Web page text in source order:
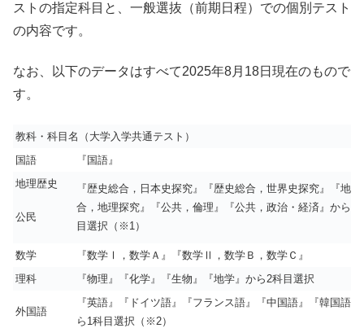
ストの指定科目と、一般選抜（前期日程）での個別テスト
の内容です。
なお、以下のデータはすべて2025年8月18日現在のもので
す。
教科・科目名（大学入学共通テスト）
国語
『 国語 』
地理歴史
公民
『歴史総合，日本史探究』『歴史総合，世界史探究』『地理
合，地理探究』『公共， 倫理 』『公共， 政治・経済 』 から1
目選択（※1）
数学 『数学 Ⅰ， 数学Ａ 』『数学Ⅱ ， 数学Ｂ ，数学Ｃ』
理科
『物理 』『化学 』『生物 』『地学 』 から2科目選択
外国語
『英語 』『 ドイツ語 』『フランス語 』『中国語 』『韓国語
ら1科目選択（※2）